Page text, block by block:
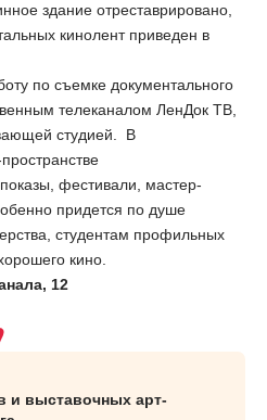
здание отреставрировано,
кинолент приведен в
по съемке документального
телеканалом ЛенДок ТВ,
студией. В
фестивали, мастер-
придется по душе
студентам профильных
кино.
12
и выставочных арт-